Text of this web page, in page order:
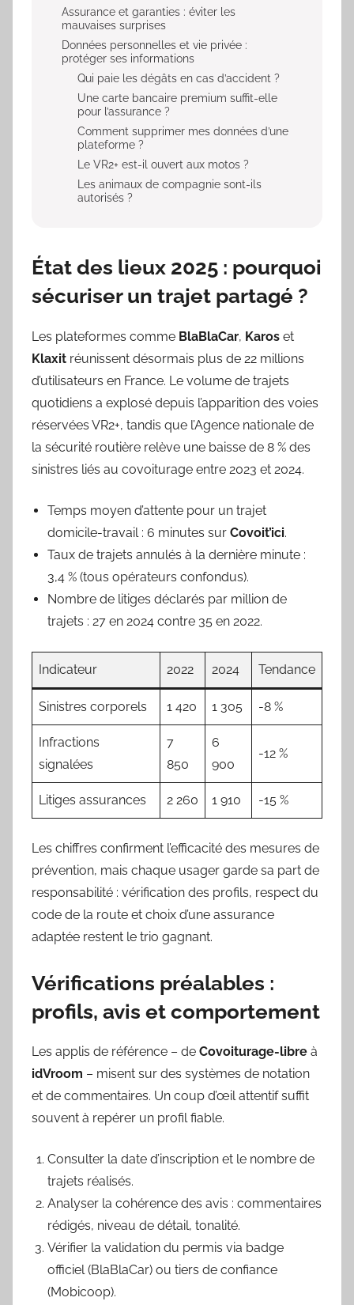
Assurance et garanties : éviter les
mauvaises surprises
Données personnelles et vie privée :
protéger ses informations
Qui paie les dégâts en cas d’accident ?
Une carte bancaire premium suffit-elle
pour l’assurance ?
Comment supprimer mes données d’une
plateforme ?
Le VR2+ est-il ouvert aux motos ?
Les animaux de compagnie sont-ils
autorisés ?
État des lieux 2025 : pourquoi
sécuriser un trajet partagé ?
Les plateformes comme BlaBlaCar, Karos et
Klaxit réunissent désormais plus de 22 millions
d’utilisateurs en France. Le volume de trajets
quotidiens a explosé depuis l’apparition des voies
réservées VR2+, tandis que l’Agence nationale de
la sécurité routière relève une baisse de 8 % des
sinistres liés au covoiturage entre 2023 et 2024.
Temps moyen d’attente pour un trajet
domicile-travail : 6 minutes sur Covoit’ici.
Taux de trajets annulés à la dernière minute :
3,4 % (tous opérateurs confondus).
Nombre de litiges déclarés par million de
trajets : 27 en 2024 contre 35 en 2022.
Indicateur 2022 2024 Tendance
Sinistres corporels 1 420 1 305 -8 %
Infractions
signalées
7
850
6
900
-12 %
Litiges assurances 2 260 1 910 -15 %
Les chiffres confirment l’efficacité des mesures de
prévention, mais chaque usager garde sa part de
responsabilité : vérification des profils, respect du
code de la route et choix d’une assurance
adaptée restent le trio gagnant.
Vérifications préalables :
profils, avis et comportement
Les applis de référence – de Covoiturage-libre à
idVroom – misent sur des systèmes de notation
et de commentaires. Un coup d’œil attentif suffit
souvent à repérer un profil fiable.
Consulter la date d’inscription et le nombre de
trajets réalisés.
Analyser la cohérence des avis : commentaires
rédigés, niveau de détail, tonalité.
Vérifier la validation du permis via badge
officiel (BlaBlaCar) ou tiers de confiance
(Mobicoop).